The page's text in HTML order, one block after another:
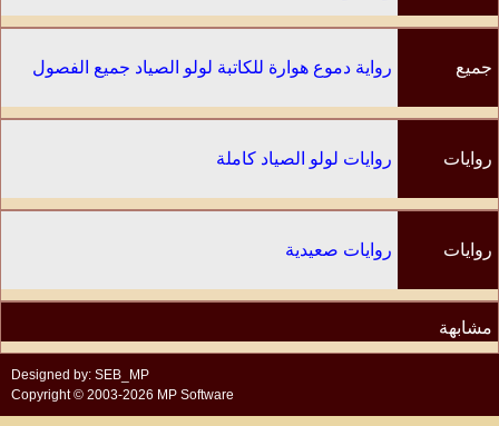
جميع رواية دموع هوارة للكاتبة لولو الصياد جميع الفصول
روايات روايات لولو الصياد كاملة
روايات
مشابهة
روايات صعيدية
Designed by: SEB_MP
Copyright © 2003-2026 MP Software